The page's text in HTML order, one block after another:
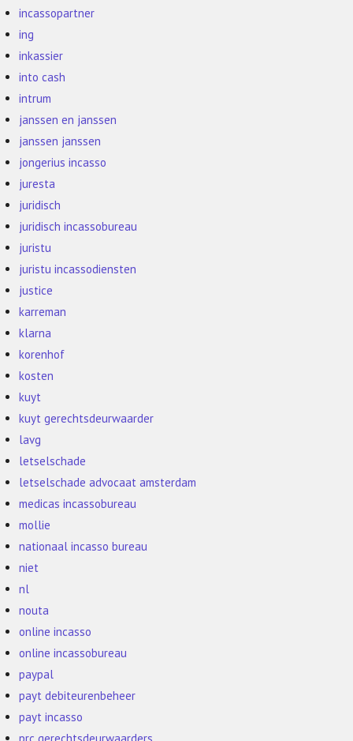
incassopartner
ing
inkassier
into cash
intrum
janssen en janssen
janssen janssen
jongerius incasso
juresta
juridisch
juridisch incassobureau
juristu
juristu incassodiensten
justice
karreman
klarna
korenhof
kosten
kuyt
kuyt gerechtsdeurwaarder
lavg
letselschade
letselschade advocaat amsterdam
medicas incassobureau
mollie
nationaal incasso bureau
niet
nl
nouta
online incasso
online incassobureau
paypal
payt debiteurenbeheer
payt incasso